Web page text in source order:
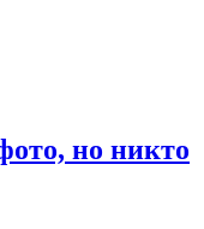
но никто